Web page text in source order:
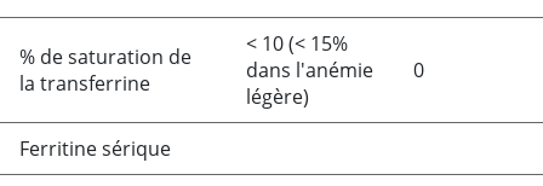
% de saturation de
la transferrine
< 10 (< 15%
dans l'anémie
légère)
0
Ferritine sérique